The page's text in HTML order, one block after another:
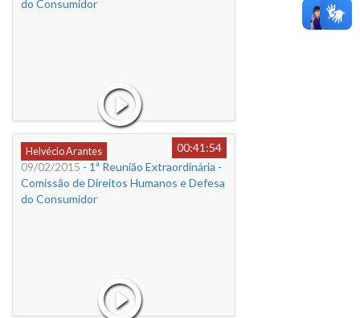
do Consumidor
Helvécio Arantes
00:41:54
09/02/2015 - 1ª Reunião Extraordinária -
Comissão de Direitos Humanos e Defesa
do Consumidor